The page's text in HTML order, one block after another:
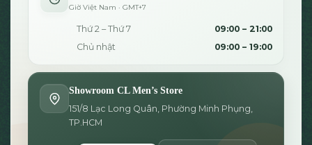
Giờ Việt Nam · GMT+7
Thứ 2 – Thứ 7
09:00 – 21:00
Chủ nhật
09:00 – 19:00
Showroom CL Men’s Store
151/8 Lạc Long Quân, Phường Minh Phụng,
TP.HCM